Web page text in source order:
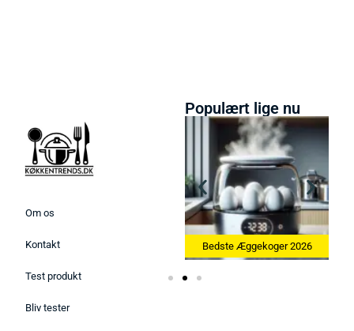
Om os
Kontakt
Test produkt
Bliv tester
Populært lige nu
Bedste Køkkenvægte 2026 Bedste Æggekoger 2026